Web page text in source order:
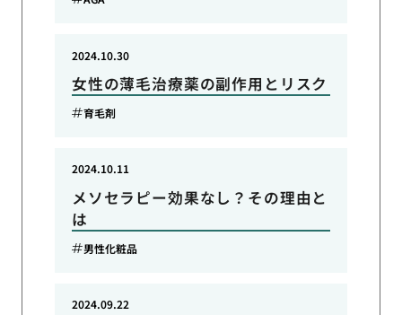
女性の薄毛治療薬の副作用とリスク
2024.10.30
育毛剤
メソセラピー効果なし？その理由と
は
2024.10.11
男性化粧品
2024.09.22